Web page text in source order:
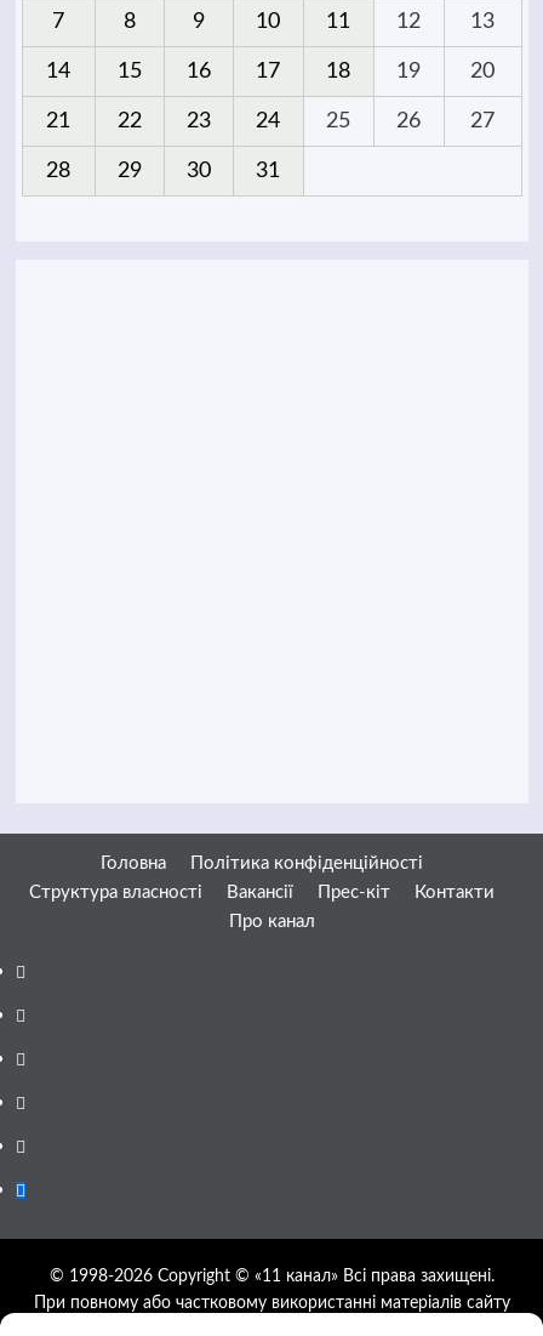
7 8 9 10 11 12 13
14 15 16 17 18 19 20
21 22 23 24 25 26 27
28 29 30 31
Головна
Політика конфіденційності
Структура власності
Вакансії Прес-кіт
Контакти
Про канал
Facebook
YouTube
Telegram
Instagram
Twitter
Google
© 1998-2026 Copyright © «11 канал» Всі права захищені.
При повному або частковому використанні матеріалів сайту